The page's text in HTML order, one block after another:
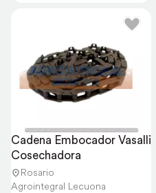
Cadena Embocador Vasalli
Cosechadora
Rosario
Agrointegral Lecuona